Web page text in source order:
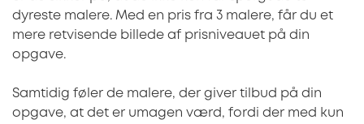
dyreste malere. Med en pris fra 3 malere, får du et
mere retvisende billede af prisniveauet på din
opgave.
Samtidig føler de malere, der giver tilbud på din
opgave, at det er umagen værd, fordi der med kun